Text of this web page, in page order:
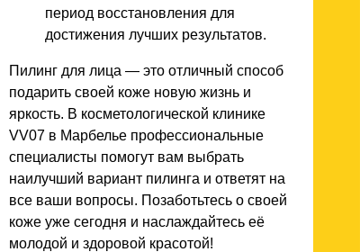
период восстановления для
достижения лучших результатов.
Пилинг для лица — это отличный способ
подарить своей коже новую жизнь и
яркость. В косметологической клинике
VV07 в Марбелье профессиональные
специалисты помогут вам выбрать
наилучший вариант пилинга и ответят на
все ваши вопросы. Позаботьтесь о своей
коже уже сегодня и наслаждайтесь её
молодой и здоровой красотой!